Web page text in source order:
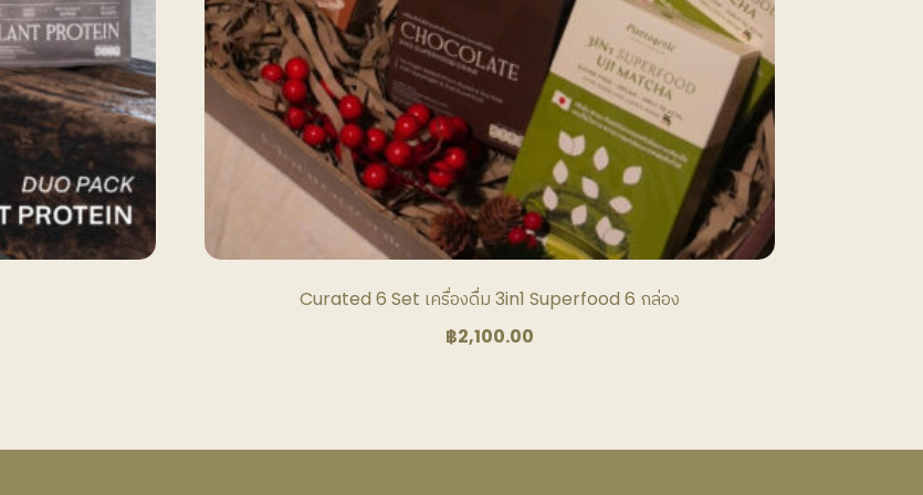
Curated 6 Set ​เครื่องดื่ม 3in1 Superfood 6 กล่อง
฿2,100.00